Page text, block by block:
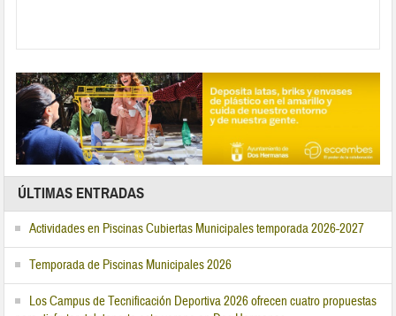
ÚLTIMAS ENTRADAS
Actividades en Piscinas Cubiertas Municipales temporada 2026-2027
Temporada de Piscinas Municipales 2026
Los Campus de Tecnificación Deportiva 2026 ofrecen cuatro propuestas